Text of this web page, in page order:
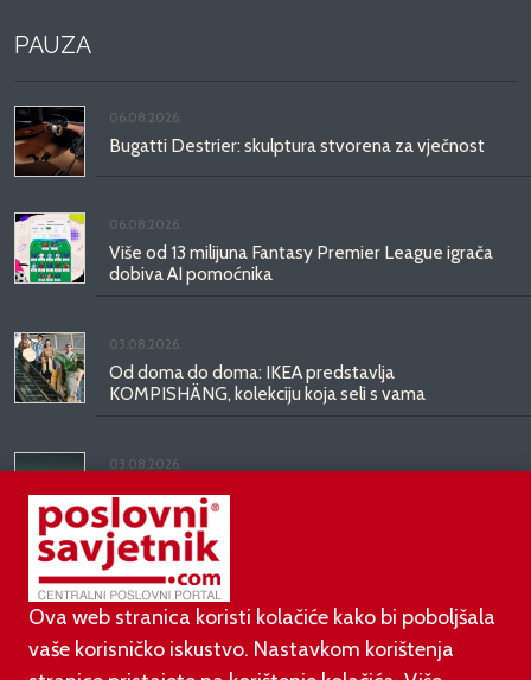
PAUZA
06.08.2026.
Bugatti Destrier: skulptura stvorena za vječnost
06.08.2026.
Više od 13 milijuna Fantasy Premier League igrača
dobiva AI pomoćnika
03.08.2026.
Od doma do doma: IKEA predstavlja
KOMPISHÄNG, kolekciju koja seli s vama
03.08.2026.
Kineski BYD predstavio luksuznu limuzinu veću od
Mercedesove S-klase, obećava domet do 1.000
kilometara
Ova web stranica koristi kolačiće kako bi poboljšala
vaše korisničko iskustvo. Nastavkom korištenja